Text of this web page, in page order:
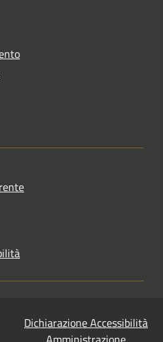
Dichiarazione Accessibilità